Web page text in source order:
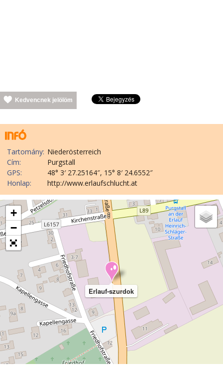
Kedvencnek jelölöm
Tartomány: Niederösterreich
Cím:
Purgstall
GPS:
48° 3′ 27.25164″, 15° 8′ 24.6552″
Honlap:
http://www.erlaufschlucht.at
Erlauf-szurdok
+
−